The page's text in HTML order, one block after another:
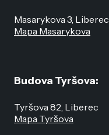
Masarykova 3, Liberec
Mapa Masarykova
Budova Tyršova:
Tyršova 82, Liberec
Mapa Tyršova